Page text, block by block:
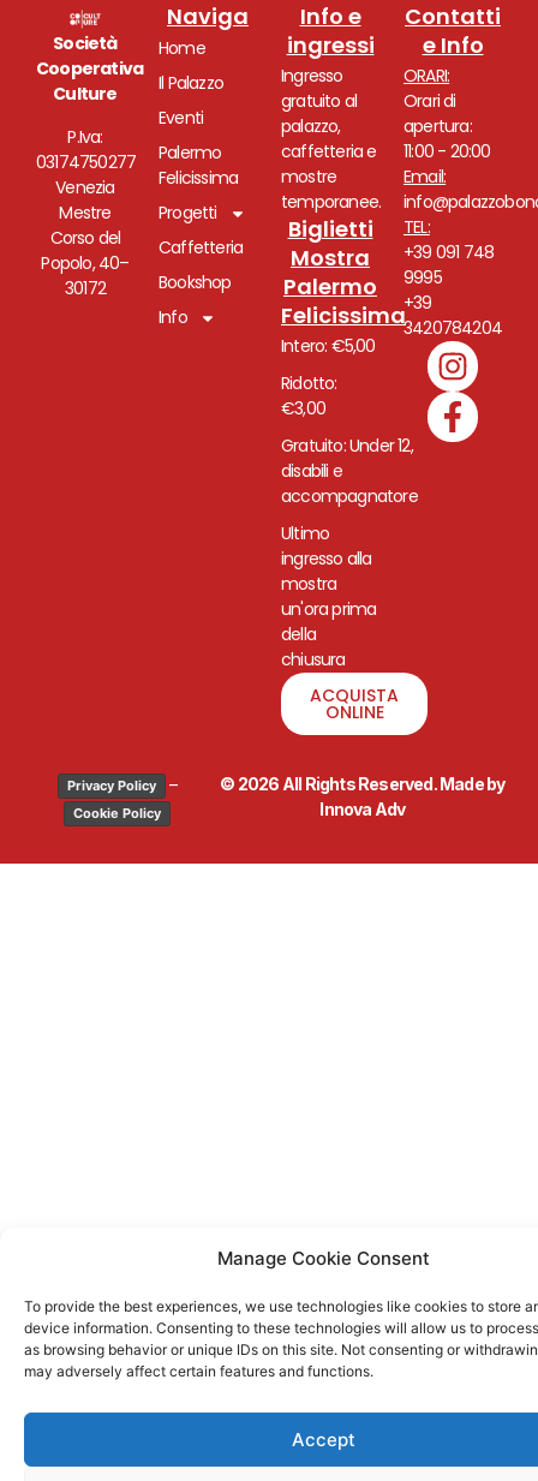
Manage Cookie Consent
To provide the best experiences, we use technologies like cookies to store
device information. Consenting to these technologies will allow us to
as browsing behavior or unique IDs on this site. Not consenting or
may adversely affect certain features and functions.
Accept
Società
Cooperativa
Culture
P.Iva:
03174750277
Venezia
Mestre
Corso del
Popolo, 40–
30172
Naviga
Home
Il Palazzo
Eventi
Palermo
Felicissima
Progetti
Caffetteria
Bookshop
Info
Info e
ingressi
Ingresso
gratuito al
palazzo,
caffetteria e
mostre
temporanee.
Biglietti
Mostra
Palermo
Felicissima
Intero: €5,00
Ridotto:
€3,00
Gratuito: Under 12,
disabili e
accompagnatore
Ultimo
ingresso alla
mostra
un'ora prima
della
chiusura
ACQUISTA
ONLINE
Contatti
e Info
ORARI:
Orari di
apertura:
11:00 - 20:00
Email:
TEL:
+39 091 748
9995
+39
3420784204
Privacy Policy –
Cookie Policy
© 2026 All Rights Reserved. Made by
Innova Adv